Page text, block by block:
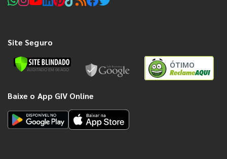
Site Seguro
ÓTIMO
Baixe o App GIV Online